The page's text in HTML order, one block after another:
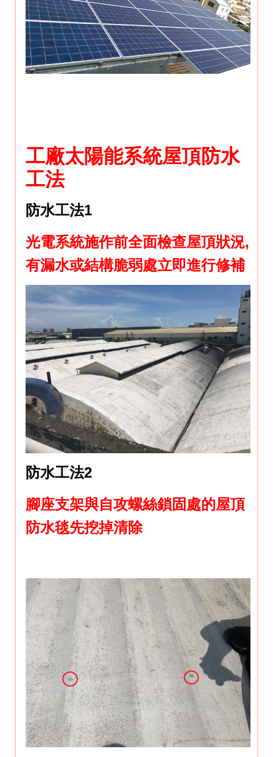
工廠太陽能系統屋頂防水
工法
防水工法1
光電系統施作前全面檢查屋頂狀況,
有漏水或結構脆弱處立即進行修補
防水工法2
腳座支架與自攻螺絲鎖固處的屋頂
防水毯先挖掉清除